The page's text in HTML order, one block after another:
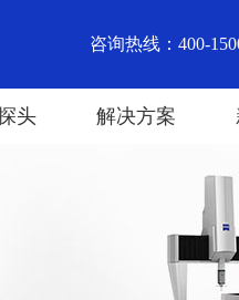
咨询热线：400-
头 解决方案